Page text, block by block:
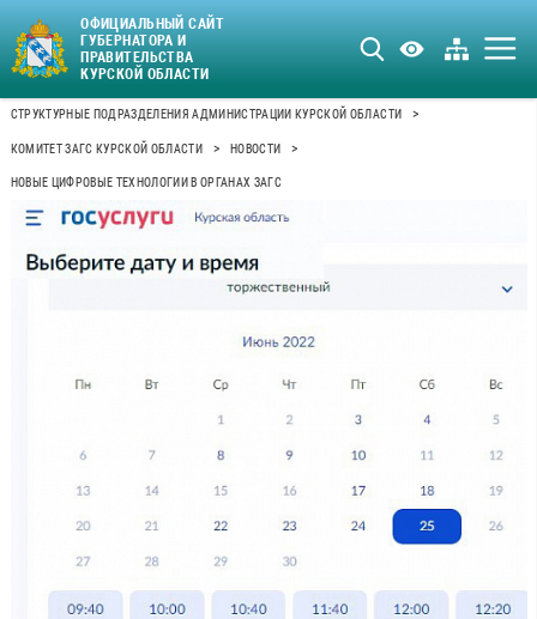
ОФИЦИАЛЬНЫЙ САЙТ
ГУБЕРНАТОРА И
ПРАВИТЕЛЬСТВА
КУРСКОЙ ОБЛАСТИ
СТРУКТУРНЫЕ ПОДРАЗДЕЛЕНИЯ АДМИНИСТРАЦИИ КУРСКОЙ ОБЛАСТИ >
КОМИТЕТ ЗАГС КУРСКОЙ ОБЛАСТИ > НОВОСТИ >
НОВЫЕ ЦИФРОВЫЕ ТЕХНОЛОГИИ В ОРГАНАХ ЗАГС